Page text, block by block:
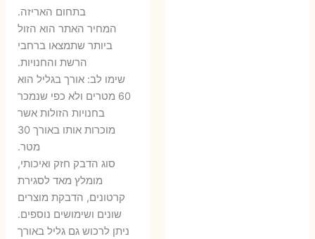
9 ₪.
6 ₪.
בתחום האריזה.
המחיר האתר הוא הזול
ביותר שתמצאו ברחבי
הרשת והחנויות.
שימו לב: אורך בגליל הוא
60 מטרים ולא כפי שנמכר
בחנויות הזולות אשר
מוכרות אותו באורך 30
מטר.
סוג הדבק חזק ואיכותי,
מומלץ מאד לסגירת
קרטונים, הדבקת מוצרים
שונים ושימושים נוספים.
ניתן לרכוש גם גליל באורך